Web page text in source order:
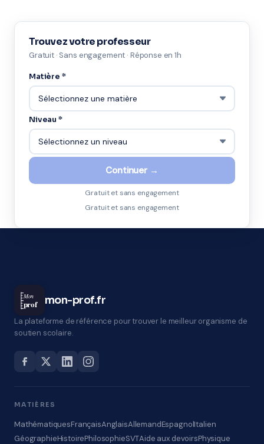
Trouvez votre professeur
Gratuit · Sans engagement · Réponse en 1h
Matière *
Niveau *
Continuer →
Gratuit et sans engagement
Gratuit et sans engagement
Mon
prof mon-prof.fr
La plateforme de référence pour trouver le meilleur organisme de
soutien scolaire.
MATIÈRES
MathématiquesFrançaisAnglaisAllemandEspagnolItalien
GéographieHistoirePhilosophieSVTAide aux devoirsPhysique